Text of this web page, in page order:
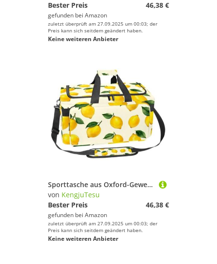
Bester Preis 46,38 €
gefunden bei Amazon
zuletzt überprüft am 27.09.2025 um 00:03; der
Preis kann sich seitdem geändert haben.
Keine weiteren Anbieter
Sporttasche aus Oxford-Gewebe, mit abnehmbarem Schultergurt, Trainings-Handtasche, Übernachtungstasche für Damen und Herren, Bohemian-Blumendruck, Violett, Mehrfarbig 8, Einheitsgröße, Handgepäck
von KengjuTesu
Bester Preis
46,38 €
gefunden bei Amazon
zuletzt überprüft am 27.09.2025 um 00:03; der
Preis kann sich seitdem geändert haben.
Keine weiteren Anbieter